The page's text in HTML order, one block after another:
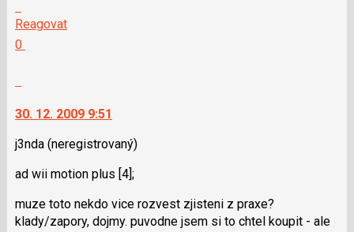
názor
na
navigaci
lze
použít
klávesy
pro
následující
Reagovat
0
jako
30. 12. 2009 9:51
j3nda (neregistrovaný)
ad wii motion plus [4];
muze toto nekdo vice rozvest zjisteni z praxe?
klady/zapory, dojmy. puvodne jsem si to chtel koupit - ale